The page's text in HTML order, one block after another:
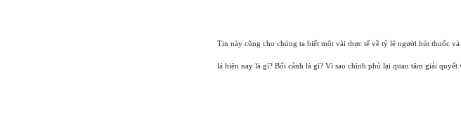
Tin này cũng cho chúng ta biết một vài thực tế về tỷ lệ người hút thuốc
lá hiện nay là gì? Bối cảnh là gì? Vì sao chính phủ lại quan tâm giải quyết